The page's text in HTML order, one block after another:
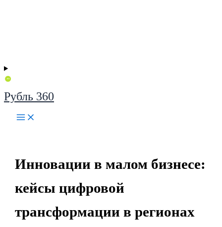
Рубль 360
Инновации в малом бизнесе:
кейсы цифровой
трансформации в регионах